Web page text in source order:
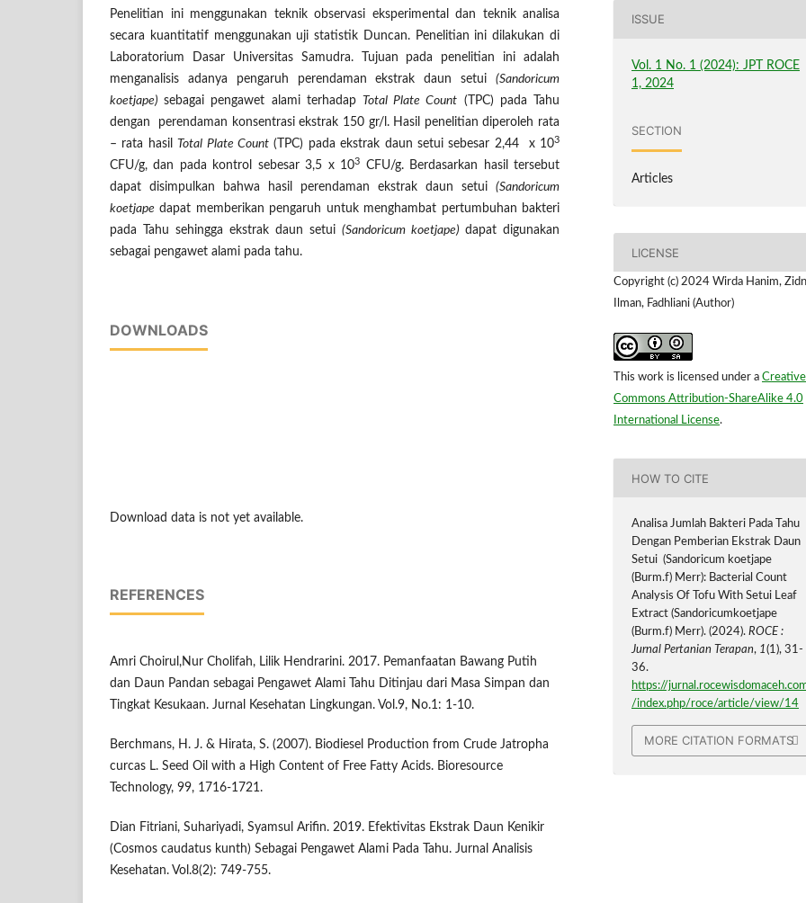
Penelitian ini menggunakan teknik observasi eksperimental dan teknik analisa
secara kuantitatif menggunakan uji statistik Duncan. Penelitian ini dilakukan di
Laboratorium Dasar Universitas Samudra. Tujuan pada penelitian ini adalah
menganalisis adanya pengaruh perendaman ekstrak daun setui (Sandoricum
koetjape)sebagai pengawet alami terhadap Total Plate Count (TPC) pada Tahu
dengan perendaman konsentrasi ekstrak 150 gr/l. Hasil penelitian diperoleh rata
– rata hasil
Total Plate Count (TPC) pada ekstrak daun setui sebesar 2,44 x 103
CFU/g, dan pada kontrol sebesar 3,5 x 103
CFU/g. Berdasarkan hasil tersebut
dapat disimpulkan bahwa hasil perendaman ekstrak daun setui (Sandoricum
koetjape dapat memberikan pengaruh untuk menghambat pertumbuhan bakteri
pada Tahu sehingga ekstrak daun setui (Sandoricum koetjape) dapat digunakan
sebagai pengawet alami pada tahu.
DOWNLOADS
Download data is not yet available.
REFERENCES
Amri Choirul,Nur Cholifah, Lilik Hendrarini. 2017. Pemanfaatan Bawang Putih
dan Daun Pandan sebagai Pengawet Alami Tahu Ditinjau dari Masa Simpan dan
Tingkat Kesukaan. Jurnal Kesehatan Lingkungan. Vol.9, No.1: 1-10.
Berchmans, H. J. & Hirata, S. (2007). Biodiesel Production from Crude Jatropha
curcas L. Seed Oil with a High Content of Free Fatty Acids. Bioresource
Technology, 99, 1716-1721.
Dian Fitriani, Suhariyadi, Syamsul Arifin. 2019. Efektivitas Ekstrak Daun Kenikir
(Cosmos caudatus kunth) Sebagai Pengawet Alami Pada Tahu. Jurnal Analisis
Kesehatan. Vol.8(2): 749-755.
ISSUE
Vol. 1 No. 1 (2024): JPT ROCE
1, 2024
SECTION
Articles
LICENSE
Copyright (c) 2024 Wirda Hanim,
Ilman, Fadhliani (Author)
This work is licensed under a Creative
Commons Attribution-ShareAlike 4.0
International License.
HOW TO CITE
Analisa Jumlah Bakteri Pada Tahu
Dengan Pemberian Ekstrak Daun
Setui (Sandoricum koetjape
(Burm.f) Merr): Bacterial Count
Analysis Of Tofu With Setui Leaf
Extract (Sandoricumkoetjape
(Burm.f) Merr). (2024).ROCE :
Jurnal Pertanian Terapan, 1(1), 31-
36.
https://
/index.php/roce/article/view/14
MORE CITATION FORMATS